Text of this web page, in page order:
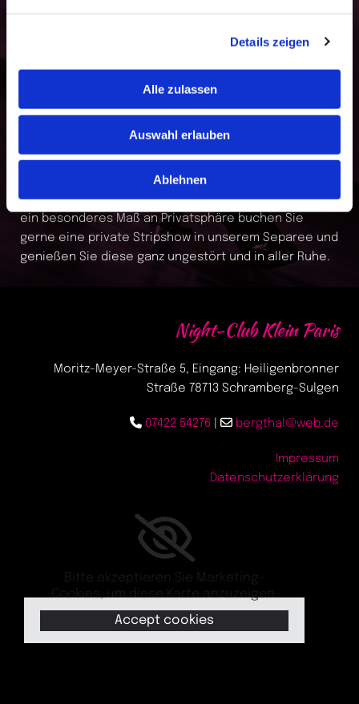
Details zeigen
Alle zulassen
Auswahl erlauben
Ablehnen
Eine wechselnde Besetzung an Tänzerinnen sorgt
dafür, dass unsere Stripshows nie langweilig werden
und Sie regelmäßig Neues geboten bekommen. Für
ein besonderes Maß an Privatsphäre buchen Sie
gerne eine private Stripshow in unserem Separee und
genießen Sie diese ganz ungestört und in aller Ruhe.
Night-Club Klein Paris
Moritz-Meyer-Straße 5, Eingang: Heiligenbronner
Straße 78713 Schramberg-Sulgen
 07422 54276  bergthal@web.de
Impressum
Datenschutzerklärung
Bitte akzeptieren Sie Marketing-
Cookies, um diese Karte anzuzeigen.
Accept cookies